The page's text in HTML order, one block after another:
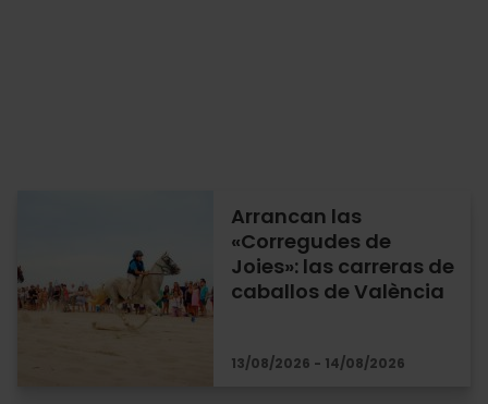
Arrancan las
«Corregudes de
Joies»: las carreras de
caballos de València
13/08/2026 - 14/08/2026